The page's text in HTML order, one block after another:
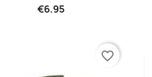
€6.95
favorite_border